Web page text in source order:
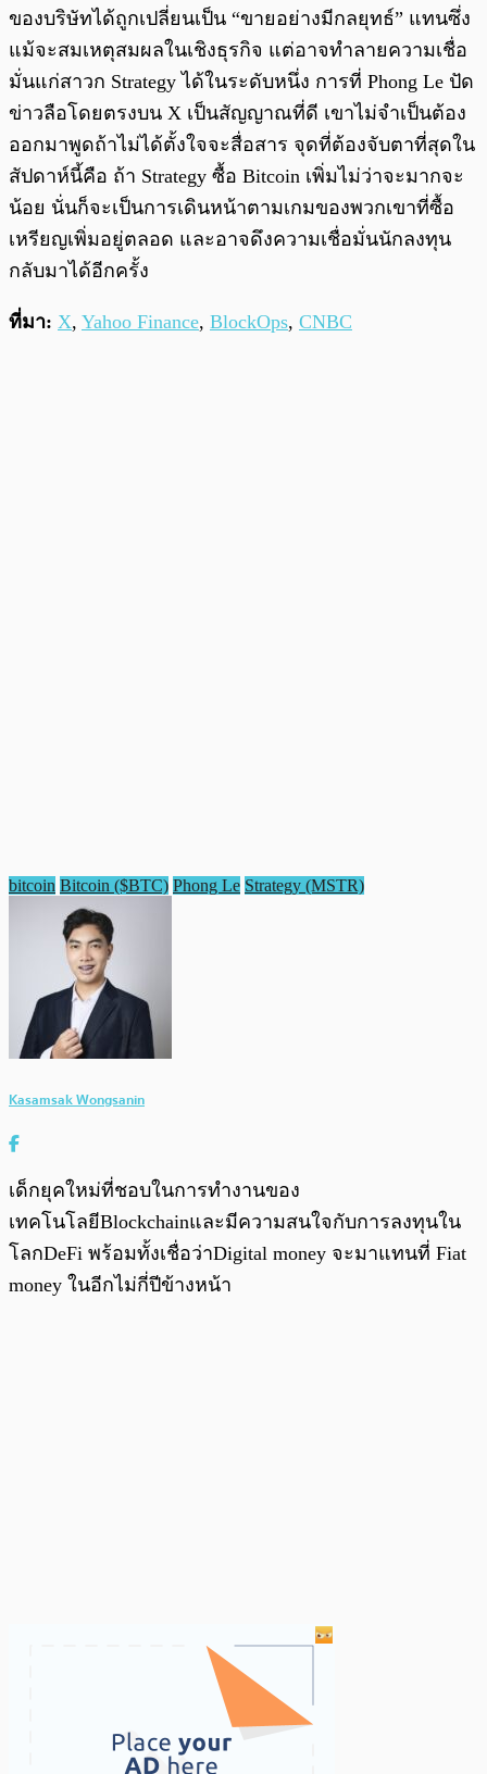
ของบริษัทได้ถูกเปลี่ยนเป็น “ขายอย่างมีกลยุทธ์” แทนซึ่ง
แม้จะสมเหตุสมผลในเชิงธุรกิจ แต่อาจทำลายความเชื่อ
มั่นแก่สาวก Strategy ได้ในระดับหนึ่ง การที่ Phong Le ปัด
ข่าวลือโดยตรงบน X เป็นสัญญาณที่ดี เขาไม่จำเป็นต้อง
ออกมาพูดถ้าไม่ได้ตั้งใจจะสื่อสาร จุดที่ต้องจับตาที่สุดใน
สัปดาห์นี้คือ ถ้า Strategy ซื้อ Bitcoin เพิ่มไม่ว่าจะมากจะ
น้อย นั่นก็จะเป็นการเดินหน้าตามเกมของพวกเขาที่ซื้อ
เหรียญเพิ่มอยู่ตลอด และอาจดึงความเชื่อมั่นนักลงทุน
กลับมาได้อีกครั้ง
ที่มา: X, Yahoo Finance, BlockOps, CNBC
bitcoin Bitcoin ($BTC) Phong Le Strategy (MSTR)
Kasamsak Wongsanin
เด็กยุคใหม่ที่ชอบในการทำงานของ
เทคโนโลยีBlockchainและมีความสนใจกับการลงทุนใน
โลกDeFi พร้อมทั้งเชื่อว่าDigital money จะมาแทนที่ Fiat
money ในอีกไม่กี่ปีข้างหน้า